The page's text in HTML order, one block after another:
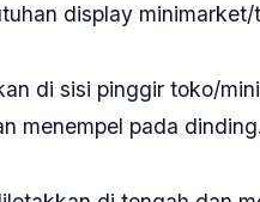
display minimarket/
di sisi pinggir toko/
menempel pada dinding.